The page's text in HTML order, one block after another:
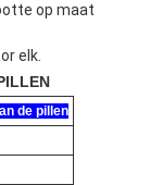
op maat
elk.
de pillen